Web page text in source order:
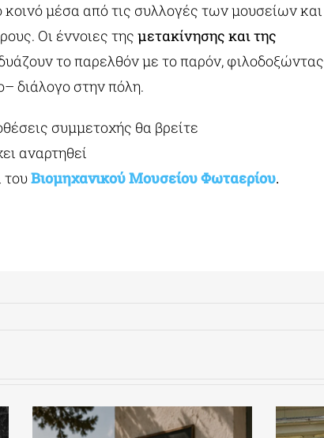
μέσα από τις συλλογές των μουσείων και
Οι έννοιες της μετακίνησης και της
το παρελθόν με το παρόν, φιλοδοξώντας
διάλογο στην πόλη.
συμμετοχής θα βρείτε
αναρτηθεί
τουΒιομηχανικού Μουσείου Φωταερίου.